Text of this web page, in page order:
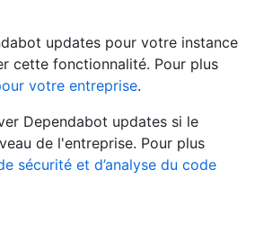
updates pour votre instance
cette fonctionnalité. Pour plus
votre entreprise.
Dependabot updates si le
de l'entreprise. Pour plus
sécurité et d’analyse du code